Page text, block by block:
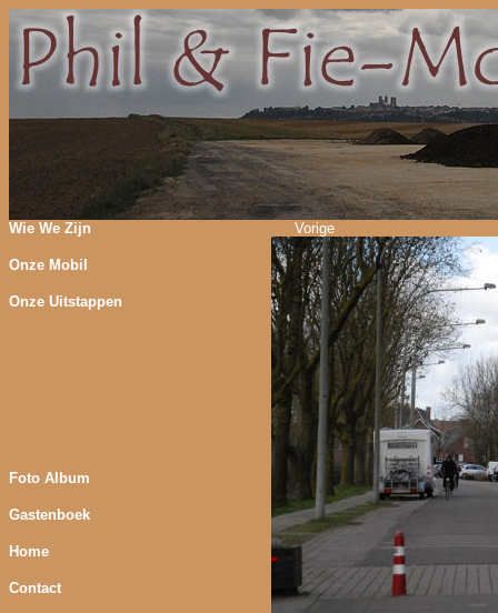
Wie We Zijn
Onze Mobil
Onze Uitstappen
Foto Album
Gastenboek
Home
Contact
Vorige